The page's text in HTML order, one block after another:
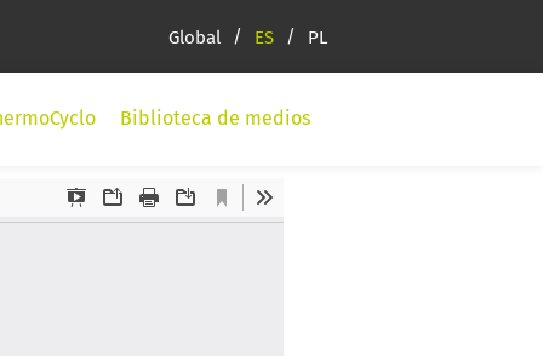
Global ES PL
Biblioteca de medios